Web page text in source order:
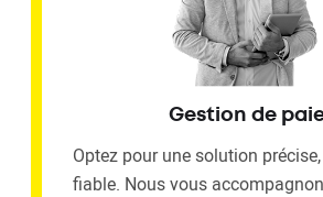
Gestion de
Optez pour une solution
fiable. Nous vous